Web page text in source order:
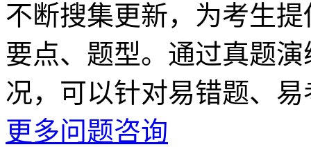
不断搜集更新，为考生
要点、题型。通过真题
况，可以针对易错题、
更多问题咨询